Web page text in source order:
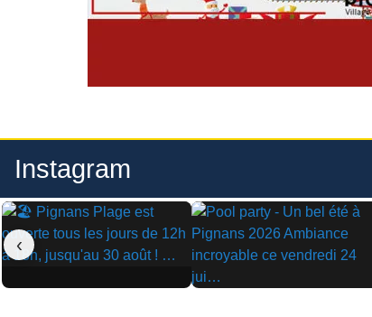
Instagram
▶
▶
‹